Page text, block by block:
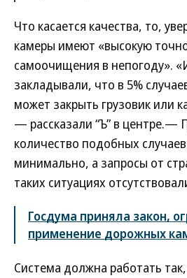
Что касается качества, то,
камеры имеют «высокую
самоочищения в непогоду».
закладывали, что в 5%
может закрыть грузовик или
— рассказали “Ъ” в центре.—
количество подобных
минимально, а запросы от
таких ситуациях
Госдума приняла закон,
применение дорожных
Система должна работать